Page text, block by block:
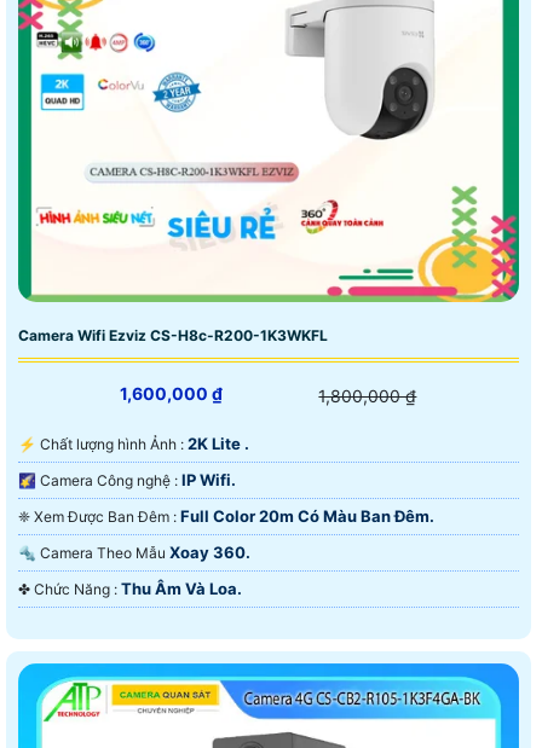
Camera Wifi Ezviz CS-H8c-R200-1K3WKFL
1,600,000 ₫ 1,800,000 ₫
️⚡ Chất lượng hình Ảnh : 2K Lite .
🌠 Camera Công nghệ : IP Wifi.
❈ Xem Được Ban Đêm : Full Color 20m Có Màu Ban Ðêm.
🔩 Camera Theo Mẫu Xoay 360.
️✤ Chức Năng : Thu Âm Và Loa.